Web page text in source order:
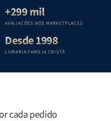
Teológica
Penkal
+299 mil
AVALIAÇÕES NOS MARKETPLACES
Desde 1998
LIVRARIA FAMÍLIA CRISTÃ
cada pedido